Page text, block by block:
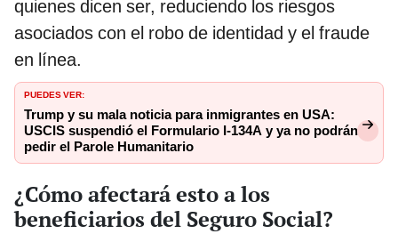
quienes dicen ser, reduciendo los riesgos
asociados con el robo de identidad y el fraude
en línea.
PUEDES VER:
Trump y su mala noticia para inmigrantes en USA:
USCIS suspendió el Formulario I-134A y ya no podrán
pedir el Parole Humanitario
¿Cómo afectará esto a los
beneficiarios del Seguro Social?